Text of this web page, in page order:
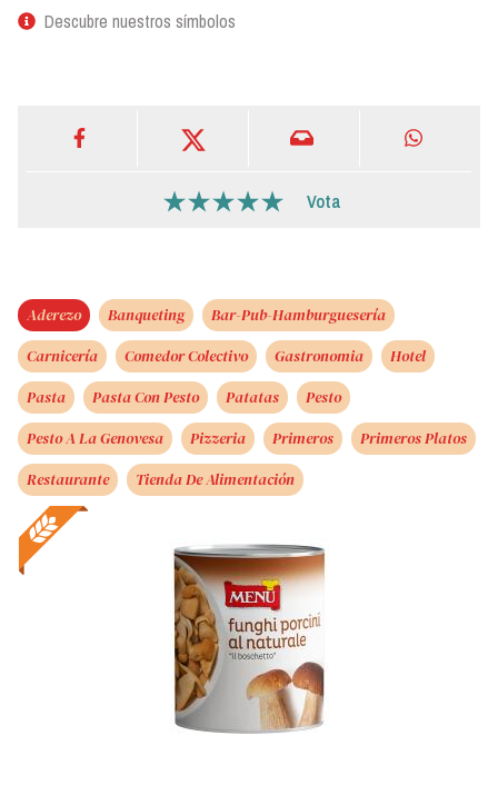
Descubre nuestros símbolos
Vota
Aderezo Banqueting
Bar-Pub-Hamburguesería
Carnicería
Comedor Colectivo Gastronomia
Hotel
Pasta
Pasta Con Pesto Patatas
Pesto
Pesto A La Genovesa
Pizzeria Primeros
Primeros Platos
Restaurante
Tienda De Alimentación